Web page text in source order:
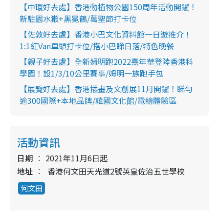
【中環好去處】香港動植物公園150周年活動開鑼！
新駐園水獺+黑冕鶴/萬聖節打卡位
【佐敦好去處】香港小巴文化資料館一日遊推介！
1:1紅Van車頭打卡位/搭小巴睇日落/特色晚餐
【親子好去處】全新姆明跑2022嘉年華登陸香港科
學園！設1/3/10公里賽事/姆明一族跑手包
【展覽好去處】香港插畫及文創展11月開鑼！睇勻
逾300國際+本地品牌/韓國文化館/電繪體驗區
活動資訊
日期
2021年11月6日起
地址
香港何文田天光道2號英皇佐治五世學校
何文田